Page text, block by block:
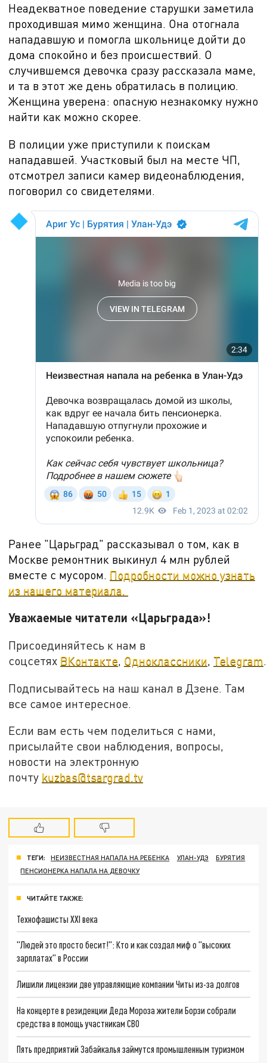
Неадекватное поведение старушки заметила
проходившая мимо женщина. Она отогнала
нападавшую и помогла школьнице дойти до
дома спокойно и без происшествий. О
случившемся девочка сразу рассказала маме,
и та в этот же день обратилась в полицию.
Женщина уверена: опасную незнакомку нужно
найти как можно скорее.
В полиции уже приступили к поискам
нападавшей. Участковый был на месте ЧП,
отсмотрел записи камер видеонаблюдения,
поговорил со свидетелями.
Ранее "Царьград" рассказывал о том, как в
Москве ремонтник выкинул 4 млн рублей
вместе с мусором. Подробности можно узнать
из нашего материала.
Уважаемые читатели «Царьграда»!
Присоединяйтесь к нам в
соцсетях ВКонтакте, Одноклассники, Telegram.
Подписывайтесь на наш канал в Дзене. Там
все самое интересное.
Если вам есть чем поделиться с нами,
присылайте свои наблюдения, вопросы,
новости на электронную
почту kuzbas@tsargrad.tv
ТЕГИ: НЕИЗВЕСТНАЯ НАПАЛА НА РЕБЕНКА УЛАН-УДЭ
БУРЯТИЯ
ПЕНСИОНЕРКА НАПАЛА НА ДЕВОЧКУ
ЧИТАЙТЕ ТАКЖЕ:
Технофашисты XXI века
"Людей это просто бесит!": Кто и как создал миф о "высоких
зарплатах" в России
Лишили лицензии две управляющие компании Читы из-за долгов
На концерте в резиденции Деда Мороза жители Борзи собрали
средства в помощь участникам СВО
Пять предприятий Забайкалья займутся промышленным туризмом